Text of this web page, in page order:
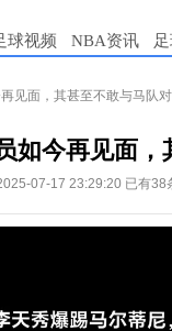
球视频 NBA资讯
见面，其甚至不敢与马队
如今再见面
07-17 23:29:20 已有38